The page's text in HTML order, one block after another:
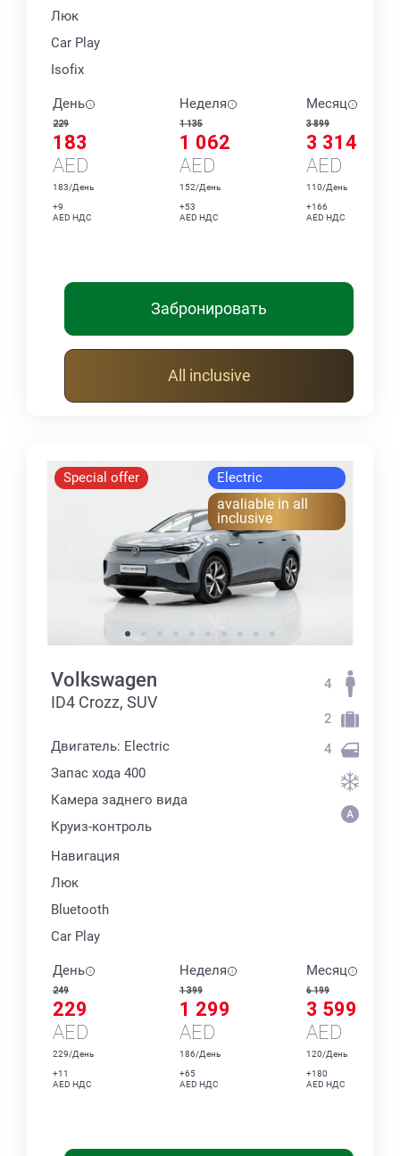
Люк
Car Play
Isofix
День
229
183
AED
183/День
+9
AED НДС
Неделя
1 135
1 062
AED
152/День
+53
AED НДС
Месяц
3 899
3 314
AED
110/День
+166
AED НДС
Забронировать
All inclusive
Special offer Electric
avaliable in all
inclusive
Volkswagen
ID4 Crozz, SUV
Двигатель: Electric
Запас хода 400
Камера заднего вида
Круиз-контроль
Навигация
Люк
Bluetooth
Car Play
4
2
4
День
249
229
AED
229/День
+11
AED НДС
Неделя
1 399
1 299
AED
186/День
+65
AED НДС
Месяц
6 199
3 599
AED
120/День
+180
AED НДС